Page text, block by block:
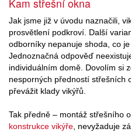
Kam střešní okna
Jak jsme již v úvodu naznačili,
prosvětlení podkroví. Další
odborníky nepanuje shoda, co
Jednoznačná odpověď
individuálním domě. Dovolím si
nesporných předností střešních
převážit klady vikýřů.
Tak předně – montáž střešního
konstrukce vikýře , nevyžaduje